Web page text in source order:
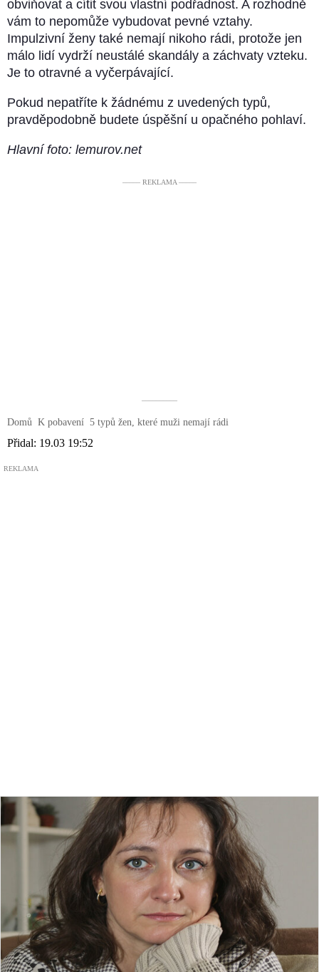
obviňovat a cítit svou vlastní podřadnost. A rozhodně
vám to nepomůže vybudovat pevné vztahy.
Impulzivní ženy také nemají nikoho rádi, protože jen
málo lidí vydrží neustálé skandály a záchvaty vzteku.
Je to otravné a vyčerpávající.
Pokud nepatříte k žádnému z uvedených typů,
pravděpodobně budete úspěšní u opačného pohlaví.
Hlavní foto: lemurov.net
––––– REKLAMA –––––
––––––––––
Domů K pobavení 5 typů žen, které muži nemají rádi
Přidal: 19.03 19:52
REKLAMA